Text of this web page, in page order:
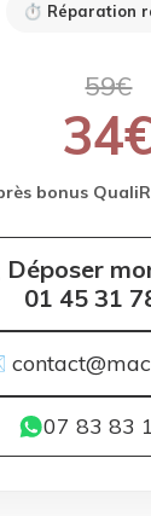
⏱ Réparation
59€
bonus
01 45 31
07 83 83